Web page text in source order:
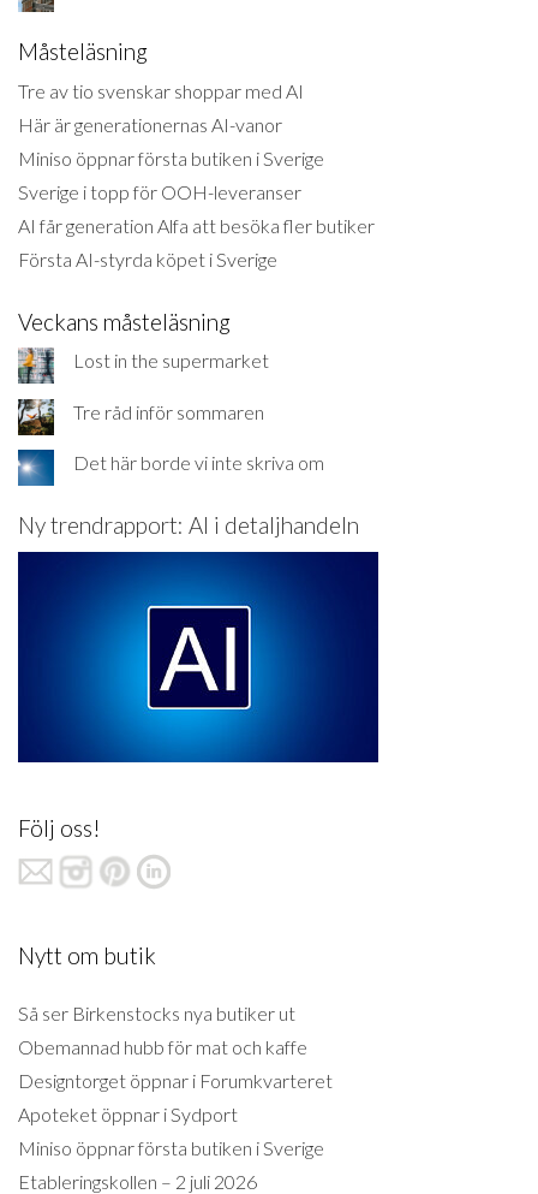
Måsteläsning
Tre av tio svenskar shoppar med AI
Här är generationernas AI-vanor
Miniso öppnar första butiken i Sverige
Sverige i topp för OOH-leveranser
AI får generation Alfa att besöka fler butiker
Första AI-styrda köpet i Sverige
Veckans måsteläsning
Lost in the supermarket
Tre råd inför sommaren
Det här borde vi inte skriva om
Ny trendrapport: AI i detaljhandeln
Följ oss!
Nytt om butik
Så ser Birkenstocks nya butiker ut
Obemannad hubb för mat och kaffe
Designtorget öppnar i Forumkvarteret
Apoteket öppnar i Sydport
Miniso öppnar första butiken i Sverige
Etableringskollen – 2 juli 2026